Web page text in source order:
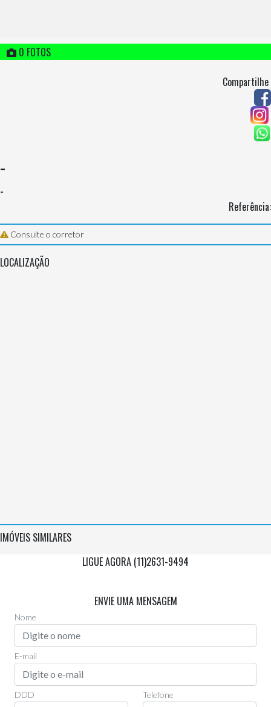
0 FOTOS
Compartilhe
-
-
Referência:
Consulte o corretor
LOCALIZAÇÃO
IMÓVEIS SIMILARES
LIGUE AGORA (11)2631-9494
ENVIE UMA MENSAGEM
Nome
E-mail
DDD Telefone